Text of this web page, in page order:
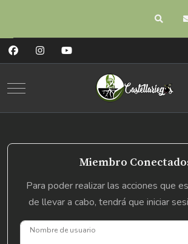
Buscar
Mobile Menu Toggle
Miembro
Para poder realizar las acciones que
de llevar a cabo, tendrá que iniciar
Nombre de usuario